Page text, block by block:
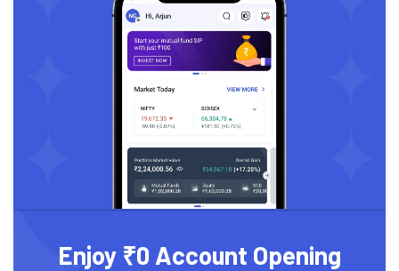
Enjoy ₹0 Account Opening